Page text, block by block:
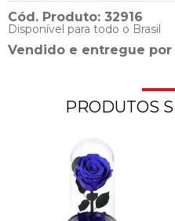
Cód. Produto: 32916
Disponível para todo o Brasil
Vendido e entregue por
PRODUTOS